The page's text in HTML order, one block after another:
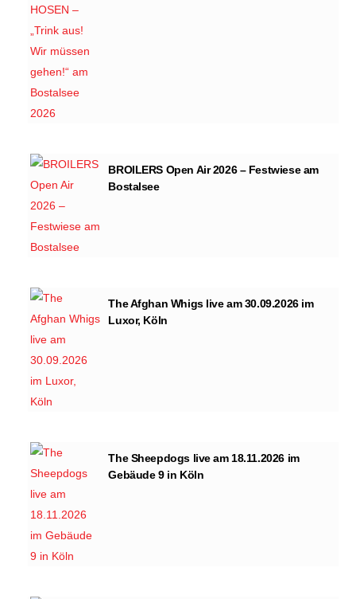
BROILERS Open Air 2026 – Festwiese am
Bostalsee
The Afghan Whigs live am 30.09.2026 im
Luxor, Köln
The Sheepdogs live am 18.11.2026 im
Gebäude 9 in Köln